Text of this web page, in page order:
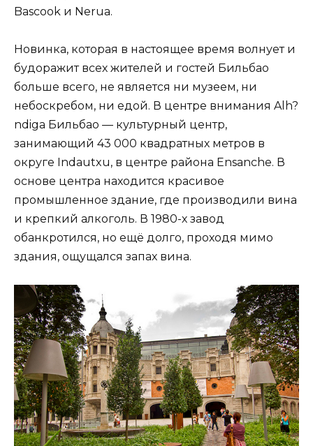
Bascook и Nerua.
Новинка, которая в настоящее время волнует и
будоражит всех жителей и гостей Бильбао
больше всего, не является ни музеем, ни
небоскребом, ни едой. В центре внимания Alh?
ndiga Бильбао — культурный центр,
занимающий 43 000 квадратных метров в
округе Indautxu, в центре района Ensanche. В
основе центра находится красивое
промышленное здание, где производили вина
и крепкий алкоголь. В 1980-х завод
обанкротился, но ещё долго, проходя мимо
здания, ощущался запах вина.